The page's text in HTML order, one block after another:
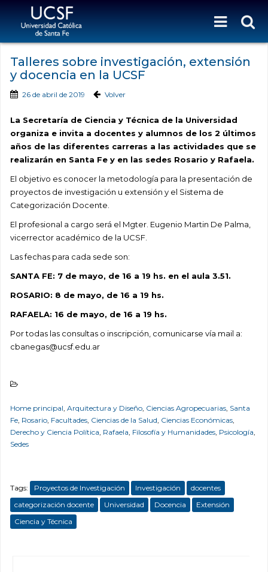
Talleres sobre investigación, extensión
y docencia en la UCSF
26 de abril de 2019 Volver
La Secretaría de Ciencia y Técnica de la Universidad
organiza e invita a docentes y alumnos de los 2 últimos
años de las diferentes carreras a las actividades que se
realizarán en Santa Fe y en las sedes Rosario y Rafaela.
El objetivo es conocer la metodología para la presentación de
proyectos de investigación u extensión y el Sistema de
Categorización Docente.
El profesional a cargo será el Mgter. Eugenio Martin De Palma,
vicerrector académico de la UCSF.
Las fechas para cada sede son:
SANTA FE: 7 de mayo, de 16 a 19 hs. en el aula 3.51.
ROSARIO: 8 de mayo, de 16 a 19 hs.
RAFAELA: 16 de mayo, de 16 a 19 hs.
Por todas las consultas o inscripción, comunicarse vía mail a:
cbanegas@ucsf.edu.ar
Home principal, Arquitectura y Diseño, Ciencias Agropecuarias, Santa
Fe, Rosario, Facultades, Ciencias de la Salud, Ciencias Económicas,
Derecho y Ciencia Política, Rafaela, Filosofía y Humanidades, Psicología,
Sedes
Tags: Proyectos de Investigación Investigación
docentes
categorización docente
Universidad Docencia
Extensión
Ciencia y Técnica